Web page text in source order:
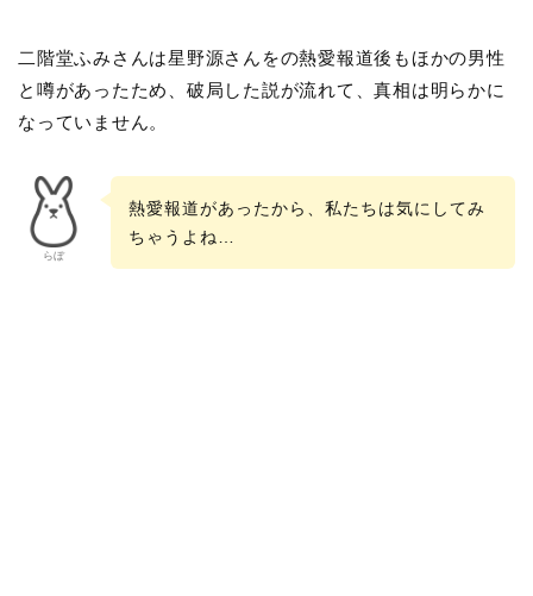
二階堂ふみさんは星野源さんをの熱愛報道後もほかの男性
と噂があったため、破局した説が流れて、真相は明らかに
なっていません。
らぼ
熱愛報道があったから、私たちは気にしてみ
ちゃうよね…